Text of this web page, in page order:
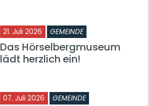
21. Juli 2026 GEMEINDE
Das Hörselbergmuseum
lädt herzlich ein!
07. Juli 2026 GEMEINDE